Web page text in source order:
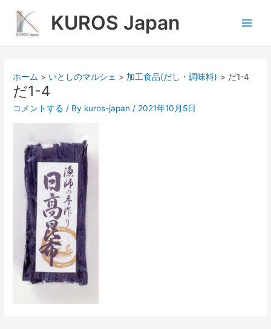
ス
KUROS Japan
ホーム いとしのマルシェ 加工食品(だし・調味料) だ1-4
だ1-4
コメントする / By kuros-japan / 2021年10月5日